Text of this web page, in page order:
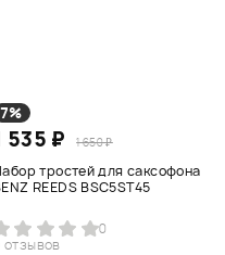
7%
535 ₽ 1 650 ₽
тростей для саксофона
REEDS BSC5ST45
0
отзывов